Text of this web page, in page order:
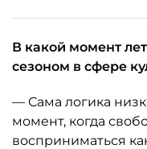
В какой момент
сезоном в сфере
— Сама логика
момент, когда
восприниматься